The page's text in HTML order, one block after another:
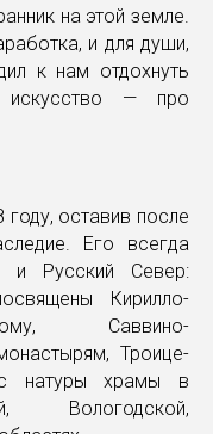
на этой земле.
и для души,
к нам отдохнуть
— про
оставив после
Его всегда
и Русский Север:
Кирилло-
Саввино-
Троице-
натуры храмы в
Вологодской,